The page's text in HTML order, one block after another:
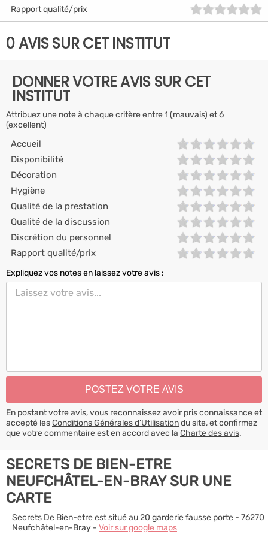
Rapport qualité/prix
0 AVIS SUR CET INSTITUT
DONNER VOTRE AVIS SUR CET
INSTITUT
Attribuez une note à chaque critère entre 1 (mauvais) et 6
(excellent)
Accueil
Disponibilité
Décoration
Hygiène
Qualité de la prestation
Qualité de la discussion
Discrétion du personnel
Rapport qualité/prix
Expliquez vos notes en laissez votre avis :
En postant votre avis, vous reconnaissez avoir pris connaissance et
accepté lesConditions Générales d’Utilisationdu site, et confirmez
que votre commentaire est en accord avec la Charte des avis.
SECRETS DE BIEN-ETRE
NEUFCHÂTEL-EN-BRAY SUR UNE
CARTE
Secrets De Bien-etre est situé au 20 garderie fausse porte - 76270
Neufchâtel-en-Bray - Voir sur google maps